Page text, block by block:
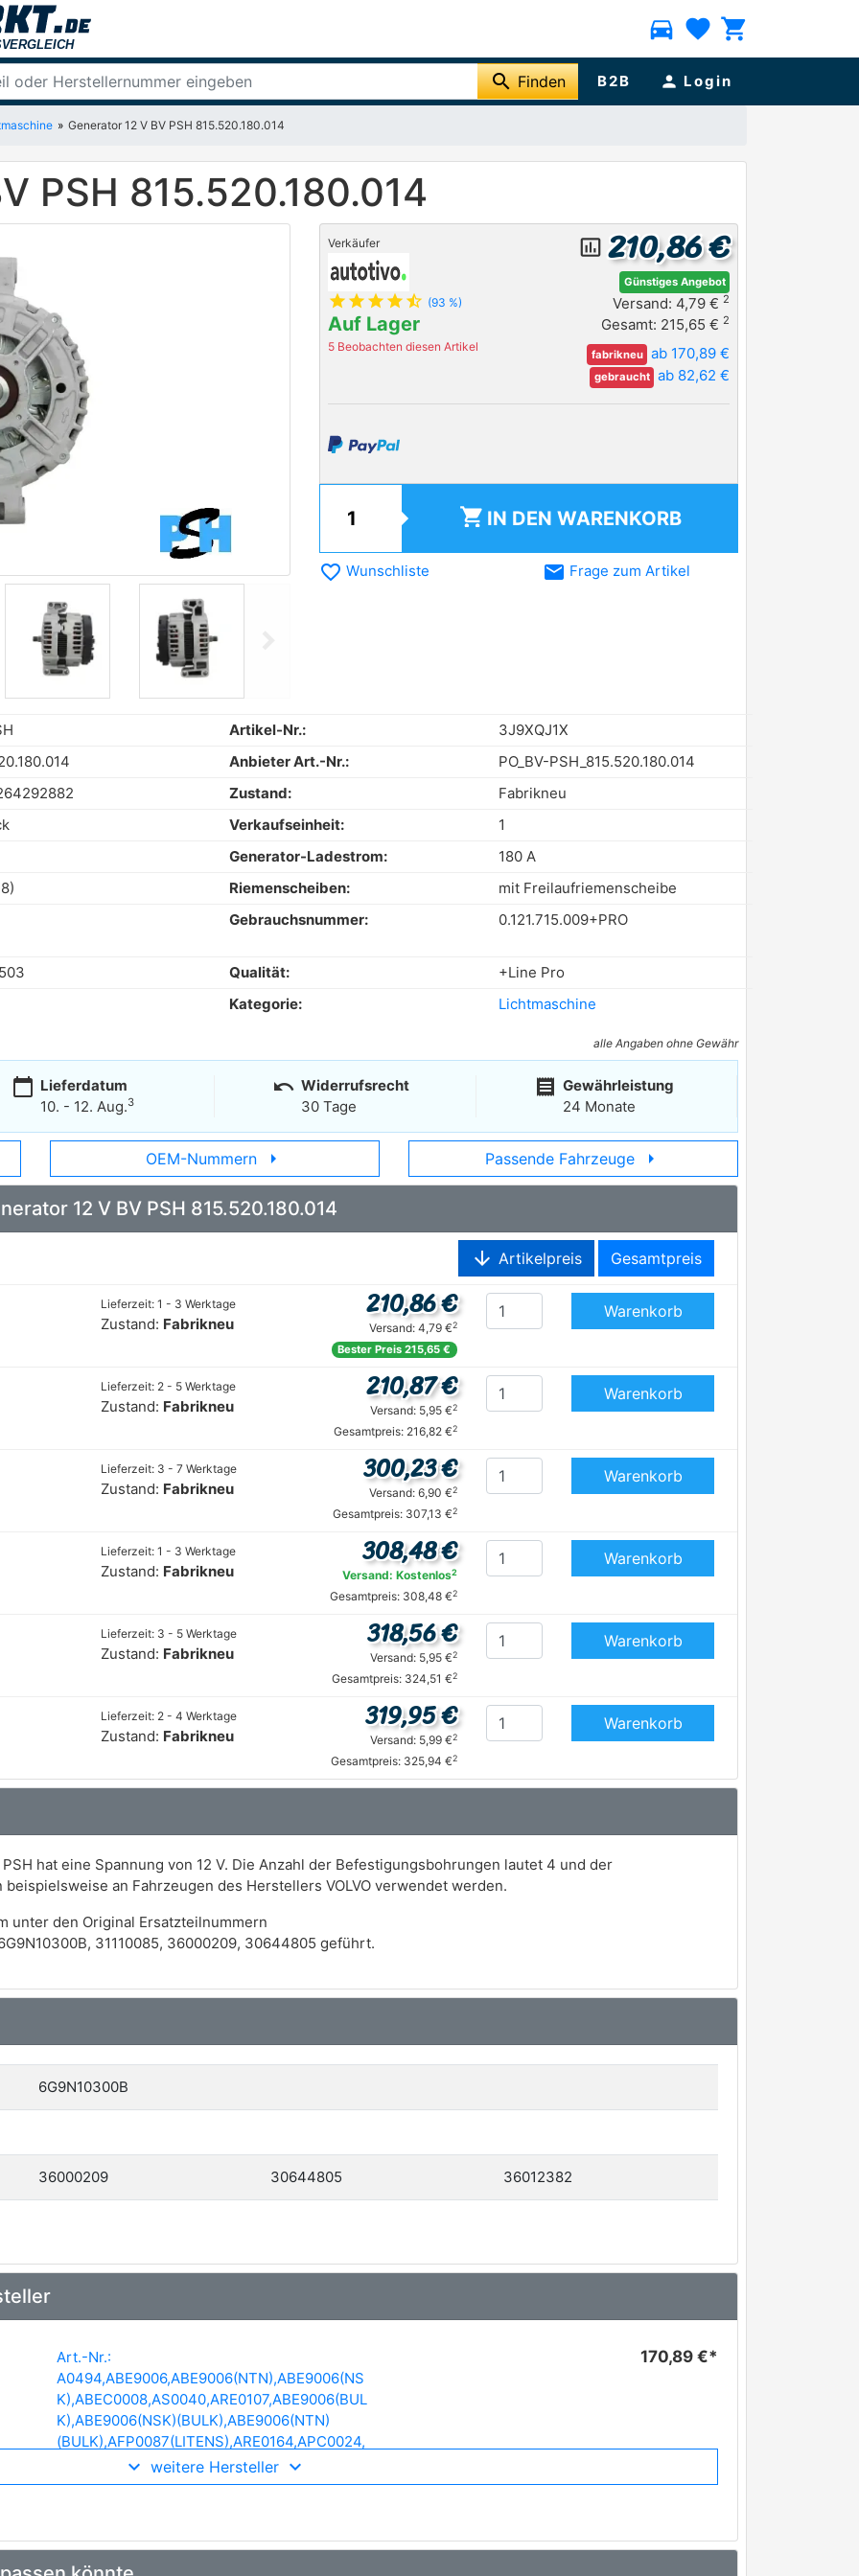
directions_car favorite shopping_cart
search Finden B2B person Login
Generator 12 V BV PSH 815.520.180.014
PSH 815.520.180.014
Verkäufer
star star star star star_half (93 %)
Auf Lager
5 Beobachten diesen Artikel
insert_chart_outlined 210,86 €
Günstiges Angebot
Versand: 4,79 € 2
Gesamt: 215,65 € 2
fabrikneu ab 170,89 €
gebraucht ab 82,62 €
shopping_cart IN DEN WARENKORB
favorite_border Wunschliste email Frage zum Artikel
Artikel-Nr.:
3J9XQJ1X
Anbieter Art.-Nr.:
PO_BV-PSH_815.520.180.014
Zustand:
Fabrikneu
Verkaufseinheit:
1
Generator-Ladestrom:
180 A
Riemenscheiben:
mit Freilaufriemenscheibe
Gebrauchsnummer: 0.121.715.009+PRO
Qualität:
+Line Pro
Kategorie: Lichtmaschine
alle Angaben ohne Gewähr
calendar_today Lieferdatum
10. - 12. Aug.3
undo Widerrufsrecht
30 Tage
receipt Gewährleistung
24 Monate
OEM-Nummern arrow_right Passende Fahrzeuge arrow_right
12 V BV PSH 815.520.180.014
arrow_downward Artikelpreis Gesamtpreis
Lieferzeit: 1 - 3 Werktage
Zustand: Fabrikneu
210,86 €
Versand: 4,79 €2
Bester Preis 215,65 €
Warenkorb
Lieferzeit: 2 - 5 Werktage
Zustand: Fabrikneu
210,87 €
Versand: 5,95 €2
Gesamtpreis: 216,82 €2
Warenkorb
Lieferzeit: 3 - 7 Werktage
Zustand: Fabrikneu
300,23 €
Versand: 6,90 €2
Gesamtpreis: 307,13 €2
Warenkorb
Lieferzeit: 1 - 3 Werktage
Zustand: Fabrikneu
308,48 €
Versand: Kostenlos2
Gesamtpreis: 308,48 €2
Warenkorb
Lieferzeit: 3 - 5 Werktage
Zustand: Fabrikneu
318,56 €
Versand: 5,95 €2
Gesamtpreis: 324,51 €2
Warenkorb
Lieferzeit: 2 - 4 Werktage
Zustand: Fabrikneu
319,95 €
Versand: 5,99 €2
Gesamtpreis: 325,94 €2
Warenkorb
hat eine Spannung von 12 V. Die Anzahl der Befestigungsbohrungen lautet 4 und der
an Fahrzeugen des Herstellers VOLVO verwendet werden.
unter den Original Ersatzteilnummern
31110085, 36000209, 30644805 geführt.
6G9N10300B
36000209 30644805 36012382
Art.-Nr.:
A0494,ABE9006,ABE9006(NTN),ABE9006(NS
K),ABEC0008,AS0040,ARE0107,ABE9006(BUL
K),ABE9006(NSK)(BULK),ABE9006(NTN)
(BULK),AFP0087(LITENS),ARE0164,APC0024,
ARS0022,ARS0015,ARS0028,ARE0107(BOSCH
),AFP0087,ARS0022(BULK),ARE0164S,ABE900
E9006(FAG)
(BULK),ARE0107S,ARS6037S,ABE9006(KOYO),
170,89 €*
weitere Hersteller